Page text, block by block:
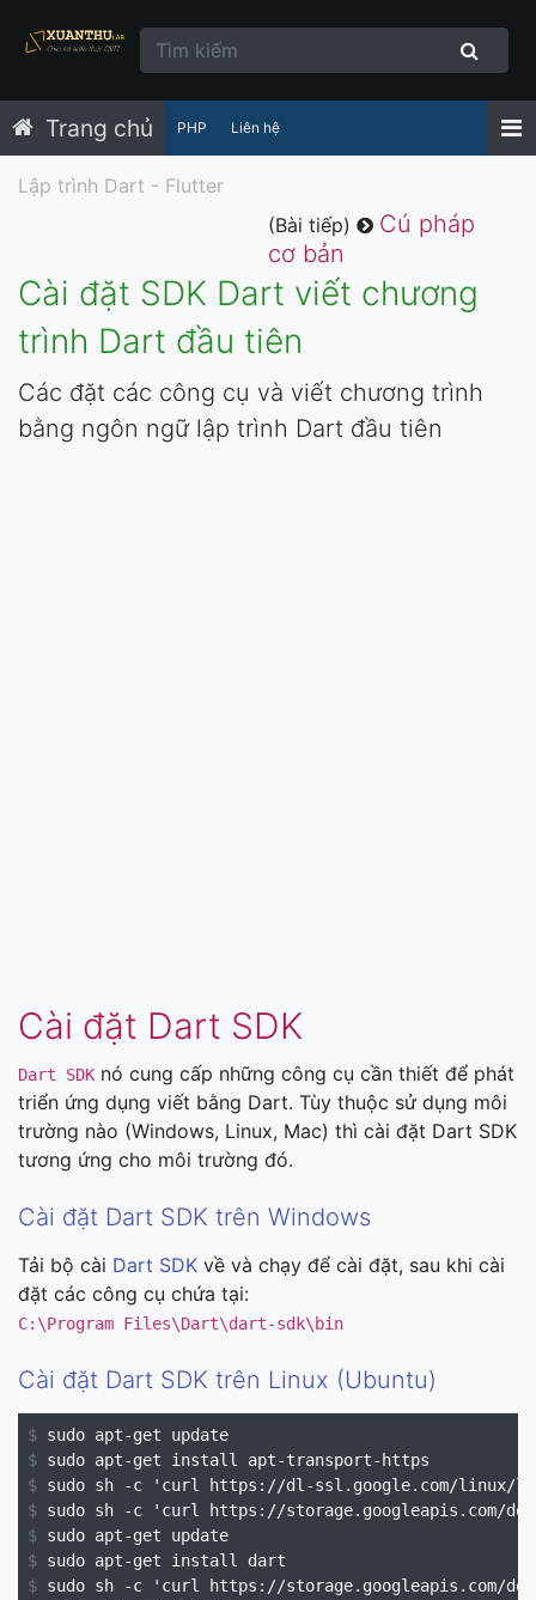
Trang chủ PHP Liên hệ
Lập trình Dart - Flutter
(Bài tiếp)
Cú pháp
cơ bản
Cài đặt SDK Dart viết chương
trình Dart đầu tiên
Các đặt các công cụ và viết chương trình
bằng ngôn ngữ lập trình Dart đầu tiên
Cài đặt Dart SDK
Dart SDK nó cung cấp những công cụ cần thiết để phát
triển ứng dụng viết bằng Dart. Tùy thuộc sử dụng môi
trường nào (Windows, Linux, Mac) thì cài đặt Dart SDK
tương ứng cho môi trường đó.
Cài đặt Dart SDK trên Windows
Tải bộ cài Dart SDK về và chạy để cài đặt, sau khi cài
đặt các công cụ chứa tại:
C:\Program Files\Dart\dart-sdk\bin
Cài đặt Dart SDK trên Linux (Ubuntu)
$
$
$
$
$
$
$